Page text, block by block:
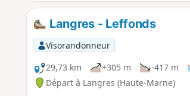
Langres - Leffonds
Visorandonneur
29,73 km
+305 m -417 m
Départ à Langres (Haute-Marne)